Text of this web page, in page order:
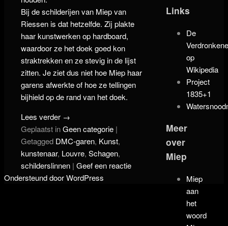
Bij de schilderijen van Miep van
Riessen is dat hetzelfde. Zij plakte
haar kunstwerken op hardboard,
waardoor ze het doek goed kon
straktrekken en ze stevig in de lijst
zitten. Je ziet dus niet hoe Miep haar
garens afwerkte of hoe ze tellingen
bijhield op de rand van het doek.
Lees verder →
Geplaatst inGeen categorie |
Getagged DMC-garen, Kunst,
kunstenaar, Louvre, Schagen,
schilderslinnen | Geef een reactie
Links
De
op
Wikipedia
Project
1835+1
Meer
over
Miep
Miep
aan
het
woord
Ondersteund door WordPress